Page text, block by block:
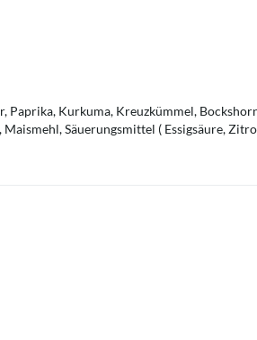
Paprika, Kurkuma, Kreuzkümmel,
Säuerungsmittel ( Essigsäure,